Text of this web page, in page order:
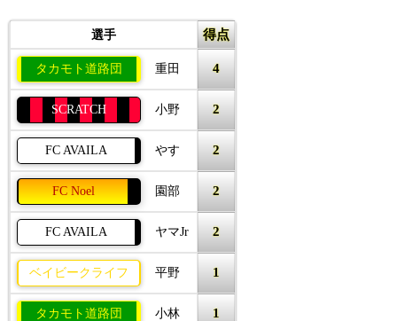
選手 得点
タカモト道路団 重田 4
SCRATCH 小野 2
FC AVAILA やす 2
FC Noel 園部 2
FC AVAILA ヤマJr 2
ベイビークライフ 平野 1
タカモト道路団 小林 1